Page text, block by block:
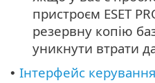
пристроєм ESET
резервну копію
уникнути втрати
• Інтерфейс